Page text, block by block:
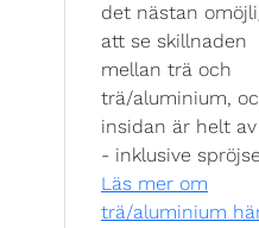
det nästan
att se skillnaden
mellan trä och
trä/aluminium,
insidan är helt
- inklusive
Läs mer om
trä/aluminium